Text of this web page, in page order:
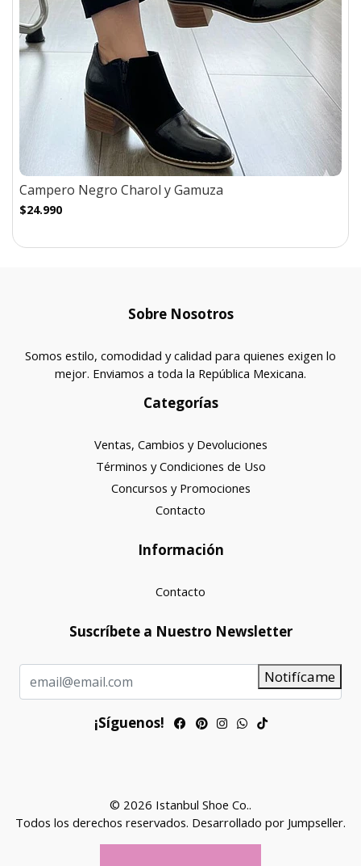
Campero Negro Charol y Gamuza
$24.990
Sobre Nosotros
Somos estilo, comodidad y calidad para quienes exigen lo
mejor. Enviamos a toda la República Mexicana.
Categorías
Ventas, Cambios y Devoluciones
Términos y Condiciones de Uso
Concursos y Promociones
Contacto
Información
Contacto
Suscríbete a Nuestro Newsletter
Notifícame
¡Síguenos!
© 2026 Istanbul Shoe Co..
Todos los derechos reservados. Desarrollado por Jumpseller.